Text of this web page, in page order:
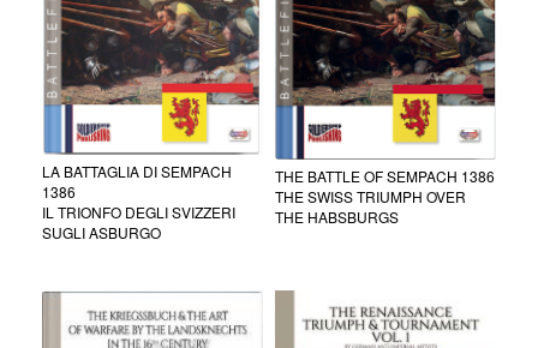
LA BATTAGLIA DI SEMPACH
1386
IL TRIONFO DEGLI SVIZZERI
SUGLI ASBURGO
THE BATTLE OF SEMPACH 1386
THE SWISS TRIUMPH OVER
THE HABSBURGS